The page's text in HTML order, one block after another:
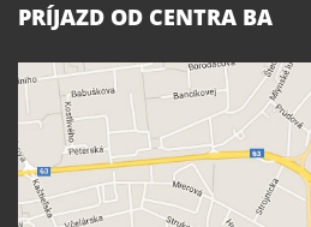
PRÍJAZD OD CENTRA BA